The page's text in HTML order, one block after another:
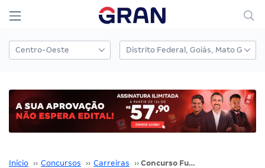
Início ›› Concursos ›› Carreiras ›› Concurso Funai 2016: mais de 40 mil candidatos disputarão as 220 vagas ofertadas!